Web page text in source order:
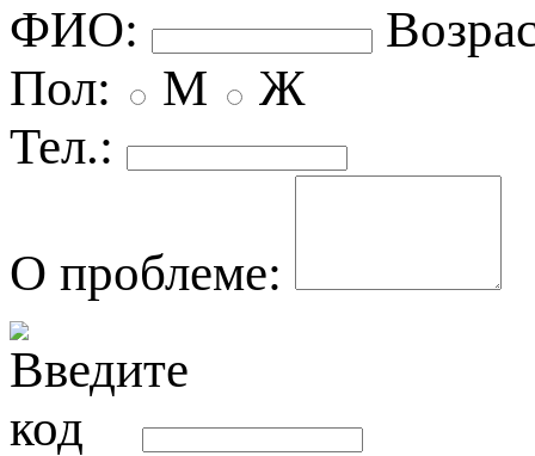
ФИО:
Пол:
М
Ж
Тел.:
О проблеме: